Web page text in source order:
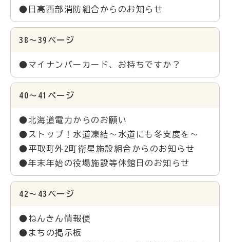
●日高西部消防組合からのお知らせ
38～39ページ
●マイナンバーカード、お持ちですか？
40～41ページ
●北海道電力からのお願い
●ストップ！水道凍結～水道にも冬支度を～
●平取町外2町衛星施設組合からのお知らせ
●年末年始の役場施設等休館日のお知らせ
42～43ページ
●ねんきん情報便
●まちの掲示板